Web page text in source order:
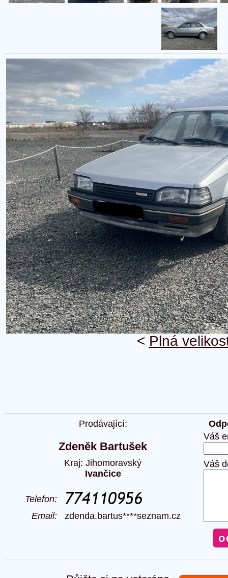
< Plná
Prodávající:
Zdeněk Bartušek
Kraj: Jihomoravský
Ivančice
Telefon:
Email: zdenda.bartus****seznam.cz
Váš
Váš